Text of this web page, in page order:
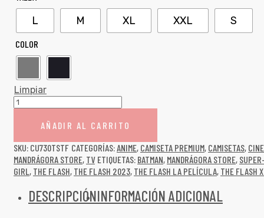
L M XL XXL S
COLOR
Limpiar
AÑADIR AL CARRITO
SKU: CU730TSTF CATEGORÍAS:ANIME, CAMISETA PREMIUM, CAMISETAS, CINE
MANDRÁGORA STORE, TV ETIQUETAS: BATMAN, MANDRÁGORA STORE,
GIRL, THE FLASH, THE FLASH 2023, THE FLASH LA PELÍCULA, THE FLASH
DESCRIPCIÓNINFORMACIÓN ADICIONAL